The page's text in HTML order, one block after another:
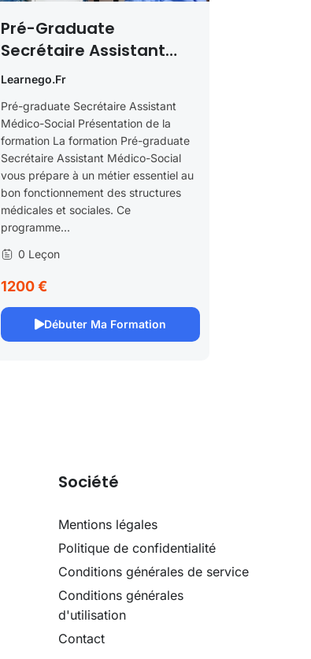
Pré-Graduate
Secrétaire Assistant
Médico-Social
Learnego.fr
Pré-graduate Secrétaire Assistant
Médico-Social Présentation de la
formation La formation Pré-graduate
Secrétaire Assistant Médico-Social
vous prépare à un métier essentiel au
bon fonctionnement des structures
médicales et sociales. Ce
programme...
0 Leçon
1200 €
Débuter Ma Formation
Société
Mentions légales
Politique de confidentialité
Conditions générales de service
Conditions générales
d'utilisation
Contact